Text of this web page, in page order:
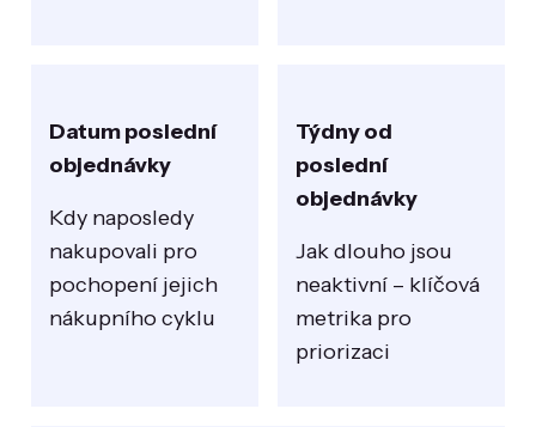
Datum poslední
objednávky
Kdy naposledy
nakupovali pro
pochopení jejich
nákupního cyklu
Týdny od
poslední
objednávky
Jak dlouho jsou
neaktivní – klíčová
metrika pro
priorizaci